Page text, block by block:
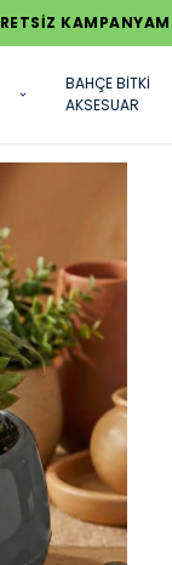
BAHÇE BİTKİ
AKSESUAR